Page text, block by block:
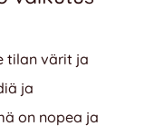
tilan värit ja
ja
on nopea ja